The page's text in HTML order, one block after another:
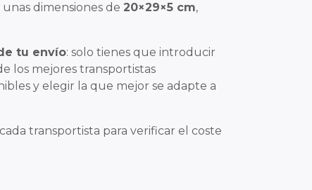
dimensiones de 20×29×5 cm,
tu envío: solo tienes que introducir
los mejores transportistas
y elegir la que mejor se adapte a
cada transportista para verificar el coste